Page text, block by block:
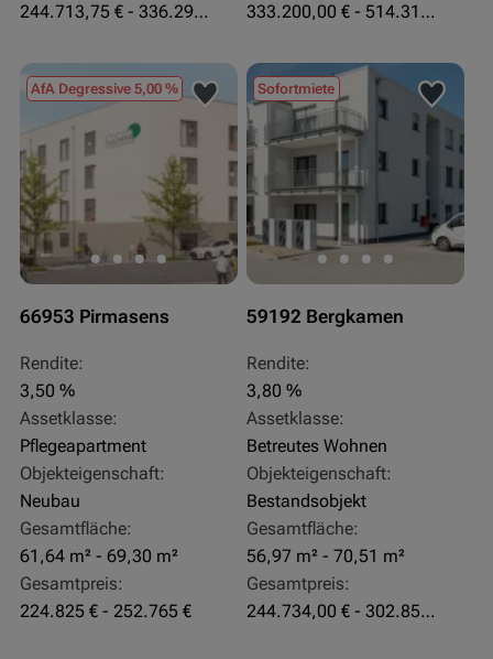
244.713,75 € - 336.292 €
333.200,00 € - 514.310,00 €
AfA Degressive 5,00 %
66953 Pirmasens
Rendite:
3,50 %
Assetklasse:
Pflegeapartment
Objekteigenschaft:
Neubau
Gesamtfläche:
61,64 m² - 69,30 m²
Gesamtpreis:
224.825 € - 252.765 €
Sofortmiete
59192 Bergkamen
Rendite:
3,80 %
Assetklasse:
Betreutes Wohnen
Objekteigenschaft:
Bestandsobjekt
Gesamtfläche:
56,97 m² - 70,51 m²
Gesamtpreis:
244.734,00 € - 302.855,00 €